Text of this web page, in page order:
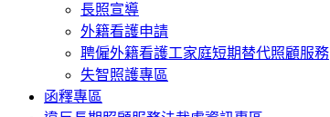
長照宣導
外籍看護申請
聘僱外籍看護工家庭短期替代照顧服務
失智照護專區
函釋專區